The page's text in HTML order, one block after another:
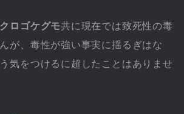
クロゴケグモ共に現在では致死性の毒
が、毒性が強い事実に揺るぎはな
気をつけるに超したことはありませ